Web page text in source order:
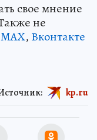
свое мнение
не
MAX, Вконтакте
kp.ru